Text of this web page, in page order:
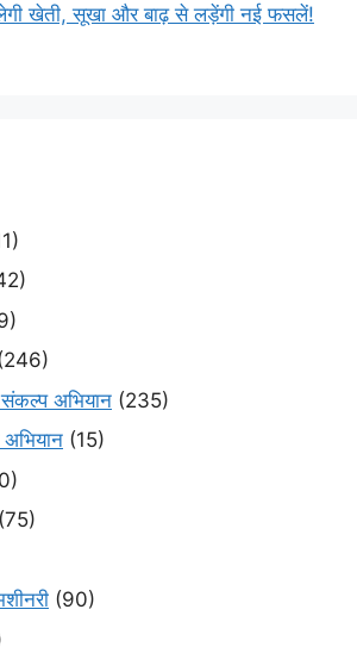
खेती, सूखा और बाढ़ से लड़ेंगी नई फसलें!
अभियान (235)
(15)
(75)
(90)